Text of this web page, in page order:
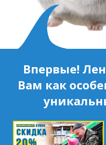
Впервые!
Вам как